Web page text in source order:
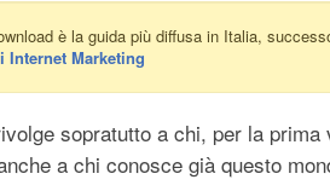
è la guida più diffusa in Italia,
Internet Marketing
sopratutto a chi, per la
a chi conosce già questo